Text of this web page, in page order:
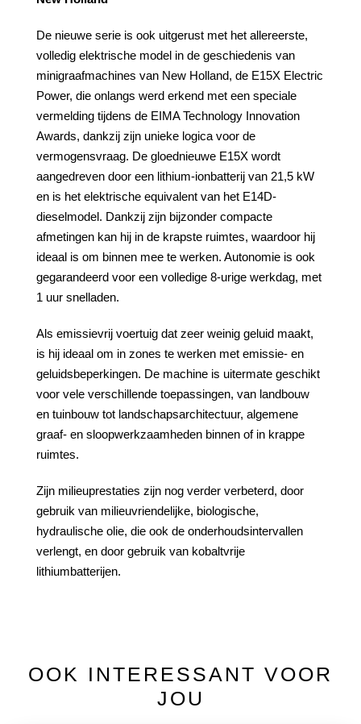
De nieuwe serie is ook uitgerust met het allereerste,
volledig elektrische model in de geschiedenis van
minigraafmachines van New Holland, de E15X Electric
Power, die onlangs werd erkend met een speciale
vermelding tijdens de EIMA Technology Innovation
Awards, dankzij zijn unieke logica voor de
vermogensvraag. De gloednieuwe E15X wordt
aangedreven door een lithium-ionbatterij van 21,5 kW
en is het elektrische equivalent van het E14D-
dieselmodel. Dankzij zijn bijzonder compacte
afmetingen kan hij in de krapste ruimtes, waardoor hij
ideaal is om binnen mee te werken. Autonomie is ook
gegarandeerd voor een volledige 8-urige werkdag, met
1 uur snelladen.
Als emissievrij voertuig dat zeer weinig geluid maakt,
is hij ideaal om in zones te werken met emissie- en
geluidsbeperkingen. De machine is uitermate geschikt
voor vele verschillende toepassingen, van landbouw
en tuinbouw tot landschapsarchitectuur, algemene
graaf- en sloopwerkzaamheden binnen of in krappe
ruimtes.
Zijn milieuprestaties zijn nog verder verbeterd, door
gebruik van milieuvriendelijke, biologische,
hydraulische olie, die ook de onderhoudsintervallen
verlengt, en door gebruik van kobaltvrije
lithiumbatterijen.
OOK INTERESSANT VOOR
JOU